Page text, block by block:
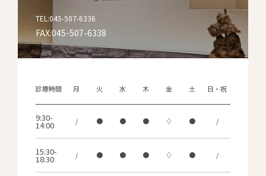
TEL:045-507-6336
FAX:045-507-6338
診療時間 月 火 水 木 金 土 日・祝
9:30-
14:00 / ● ● ● ♢ ● /
15:30-
18:30 / ● ● ● ♢ ● /